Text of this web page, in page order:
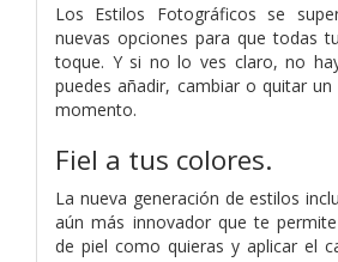
Los Estilos Fotográficos se
nuevas opciones para que todas
toque. Y si no lo ves claro, no
puedes añadir, cambiar o quitar
momento.
Fiel a tus colores.
La nueva generación de estilos
aún más innovador que te
de piel como quieras y aplicar el